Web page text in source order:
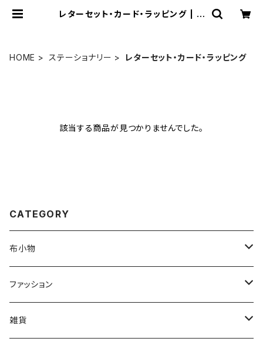
レターセット・カード・ラッピング | ド
HOME ステーショナリー レターセット・カード・ラッピング
該当する商品が見つかりませんでした。
CATEGORY
布小物
マスク
ティッシュケース
ファッション
Tシャツ
雑貨